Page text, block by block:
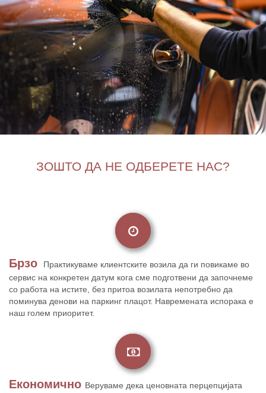
ЗОШТО ДА НЕ ОДБЕРЕТЕ НАС?
Брзо
Практикуваме клиентските возила да ги повикаме во
сервис на конкретен датум кога сме подготвени да започнеме
со работа на истите, без притоа возилата непотребно да
поминува денови на паркинг плацот. Навремената испорака е
наш голем приоритет.
Економично Веруваме дека ценовната перцепцијата